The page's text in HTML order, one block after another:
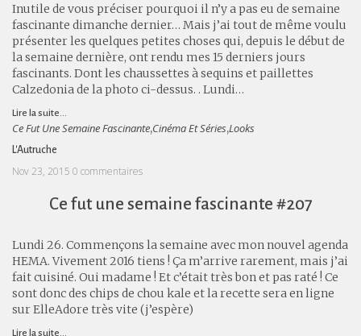
Inutile de vous préciser pourquoi il n’y a pas eu de semaine
fascinante dimanche dernier… Mais j’ai tout de même voulu
présenter les quelques petites choses qui, depuis le début de
la semaine dernière, ont rendu mes 15 derniers jours
fascinants. Dont les chaussettes à sequins et paillettes
Calzedonia de la photo ci-dessus. . Lundi…
Lire la suite...
Ce Fut Une Semaine Fascinante,Cinéma Et Séries,Looks
L'Autruche
Nov 23, 2015 0 commentaires
Ce fut une semaine fascinante #207
Lundi 26. Commençons la semaine avec mon nouvel agenda
HEMA. Vivement 2016 tiens ! Ça m’arrive rarement, mais j’ai
fait cuisiné. Oui madame ! Et c’était très bon et pas raté ! Ce
sont donc des chips de chou kale et la recette sera en ligne
sur ElleAdore très vite (j’espère)
Lire la suite...